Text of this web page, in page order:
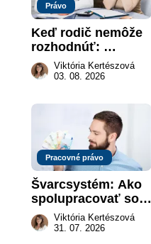
Právo
Keď rodič nemôže
rozhodnúť:
nahradenie prejavu
vôle súdom v
Viktória Kertészová
03. 08. 2026
Pracovné právo
Švarcsystém: Ako
spolupracovať so
živnostníkom
legálne a bez
Viktória Kertészová
31. 07. 2026